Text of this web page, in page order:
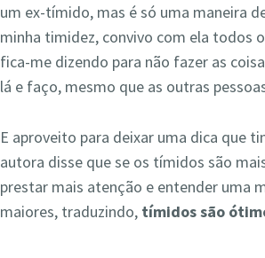
um ex-tímido, mas é só uma maneira
minha timidez, convivo com ela todos
fica-me dizendo para não fazer as
lá e faço, mesmo que as outras
E aproveito para deixar uma dica que
autora disse que se os tímidos são
prestar mais atenção e entender uma
maiores, traduzindo, tímidos são